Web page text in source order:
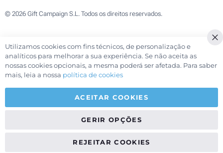
© 2026 Gift Campaign S.L. Todos os direitos reservados.
Utilizamos cookies com fins técnicos, de personalização e
analíticos para melhorar a sua experiência. Se não aceita as
nossas cookies opcionais, a mesma poderá ser afetada. Para saber
mais, leia a nossa política de cookies
ACEITAR COOKIES
GERIR OPÇÕES
REJEITAR COOKIES